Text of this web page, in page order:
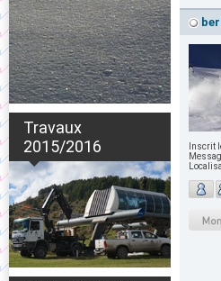
Travaux
2015/2016
Inscrit